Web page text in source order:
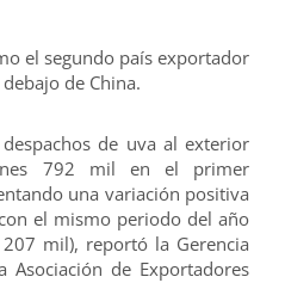
el segundo país exportador
de China.
de uva al exterior
792 mil en el primer
una variación positiva
el mismo periodo del año
mil), reportó la Gerencia
Asociación de Exportadores